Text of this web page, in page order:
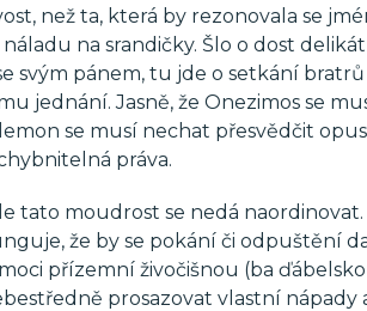
než ta, která by rezonovala se
na srandičky. Šlo o dost
svým pánem, tu jde o setkání
jednání. Jasně, že Onezimos se
se musí nechat přesvědčit
práva.
tato moudrost se nedá naordinovat.
že by se pokání či odpuštění
přízemní živočišnou (ba
prosazovat vlastní nápady